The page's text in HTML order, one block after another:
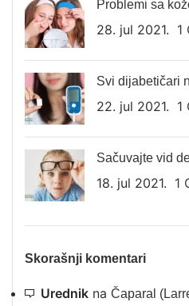
Problemi sa
28. jul 2021. 1
Svi dijabetičari
22. jul 2021. 1
Sačuvajte vid
18. jul 2021. 1
Skorašnji komentari
Urednik na Čaparal